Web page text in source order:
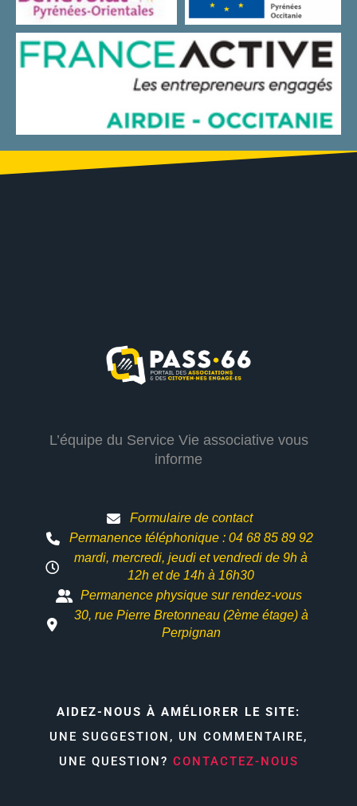
L’équipe du Service Vie associative vous
informe
Formulaire de contact
Permanence téléphonique : 04 68 85 89 92
mardi, mercredi, jeudi et vendredi de 9h à
12h etde 14h à 16h30
Permanence physique sur rendez-vous
30, rue Pierre Bretonneau (2ème étage) à
Perpignan
AIDEZ-NOUS À AMÉLIORER LE SITE:
UNE SUGGESTION, UN COMMENTAIRE,
UNE QUESTION? CONTACTEZ-NOUS